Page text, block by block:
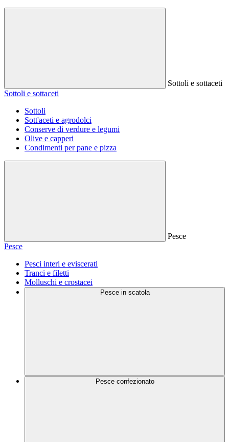
Sottoli e sottaceti
Sottoli e sottaceti
Sottoli
Sott'aceti e agrodolci
Conserve di verdure e legumi
Olive e capperi
Condimenti per pane e pizza
Pesce
Pesce
Pesci interi e eviscerati
Tranci e filetti
Molluschi e crostacei
Pesce in scatola
Pesce confezionato